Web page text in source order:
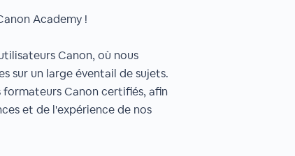
Academy !
Canon, où nous
sur un large éventail de sujets.
formateurs Canon certifiés, afin
et de l'expérience de nos